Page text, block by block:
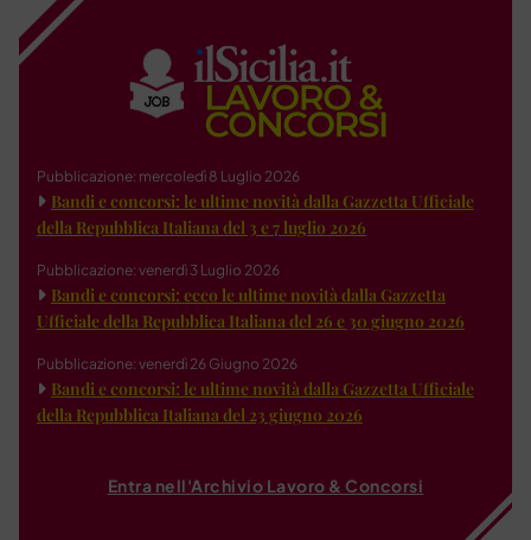
Pubblicazione: mercoledì 8 Luglio 2026
Bandi e concorsi: le ultime novità dalla Gazzetta Ufficiale
della Repubblica Italiana del 3 e 7 luglio 2026
Pubblicazione: venerdì 3 Luglio 2026
Bandi e concorsi: ecco le ultime novità dalla Gazzetta
Ufficiale della Repubblica Italiana del 26 e 30 giugno 2026
Pubblicazione: venerdì 26 Giugno 2026
Bandi e concorsi: le ultime novità dalla Gazzetta Ufficiale
della Repubblica Italiana del 23 giugno 2026
Entra nell'Archivio Lavoro & Concorsi